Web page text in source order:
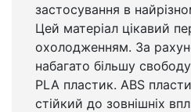
застосування в
Цей матеріал цікавий
охолодженням. За
набагато більшу
PLA пластик. ABS
стійкий до зовнішніх